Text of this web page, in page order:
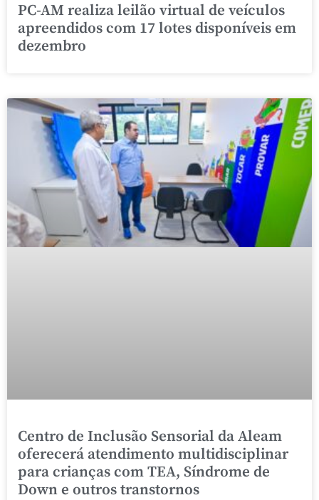
PC-AM realiza leilão virtual de veículos
apreendidos com 17 lotes disponíveis em
dezembro
Centro de Inclusão Sensorial da Aleam
oferecerá atendimento multidisciplinar
para crianças com TEA, Síndrome de
Down e outros transtornos